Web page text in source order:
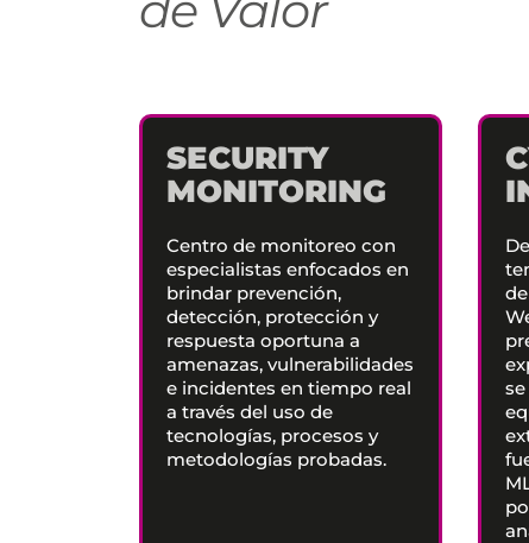
SECURITY
MONITORING
Centro de monitoreo con
especialistas enfocados en
brindar prevención,
detección, protección y
respuesta oportuna a
amenazas, vulnerabilidades
e incidentes en tiempo real
a través del uso de
tecnologías, procesos y
metodologías probadas.